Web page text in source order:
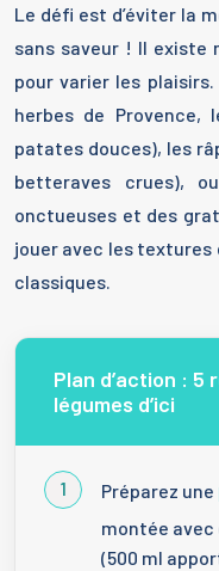
Le défi est d’éviter la
sans saveur ! Il existe
pour varier les
herbes de Provence,
patates douces), les
betteraves crues),
onctueuses et des
jouer avec les textures
classiques.
Plan d’action :
légumes d’ici
Préparez une
montée
(500 ml